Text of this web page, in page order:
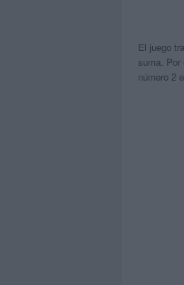
El juego
suma. Por
número 2